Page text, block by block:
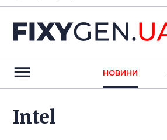
НОВИНИ
Intel